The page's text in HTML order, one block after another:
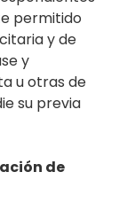
permitido
y de
y
u otras de
su previa
de